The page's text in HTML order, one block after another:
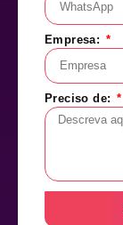
Empresa:
Preciso de: